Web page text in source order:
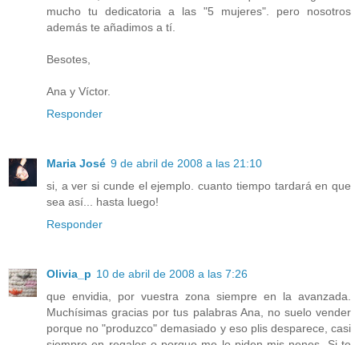
mucho tu dedicatoria a las "5 mujeres". pero nosotros
además te añadimos a tí.
Besotes,
Ana y Víctor.
Responder
Maria José 9 de abril de 2008 a las 21:10
si, a ver si cunde el ejemplo. cuanto tiempo tardará en que
sea así... hasta luego!
Responder
Olivia_p 10 de abril de 2008 a las 7:26
que envidia, por vuestra zona siempre en la avanzada.
Muchísimas gracias por tus palabras Ana, no suelo vender
porque no "produzco" demasiado y eso plis desparece, casi